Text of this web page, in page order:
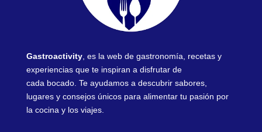
Gastroactivity, es la web de gastronomía, recetas y
experiencias que te inspiran a disfrutar de
cada bocado. Te ayudamos a descubrir sabores,
lugares y consejos únicos para alimentar tu pasión por
la cocina y los viajes.